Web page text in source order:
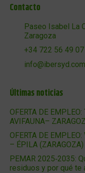
Contacto
Paseo Isabel La
Zaragoza
+34 722 56 49 07
info@ibersyd.com
Últimas noticias
OFERTA DE
AVIFAUNA–
OFERTA DE
– ÉPILA (ZARAGOZA)
PEMAR 2025‑2035:
residuos y por qué te